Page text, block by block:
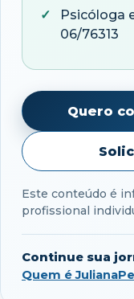
Psicóloga
06/76313
Quero
Este conteúdo é
profissional
Continue sua
Quem é Juliana